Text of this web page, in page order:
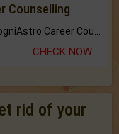
Counselling
CHECK NOW
rid of your